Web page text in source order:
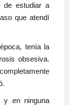
de estudiar a
que atendí
tenía la
obsesiva.
y en ninguna